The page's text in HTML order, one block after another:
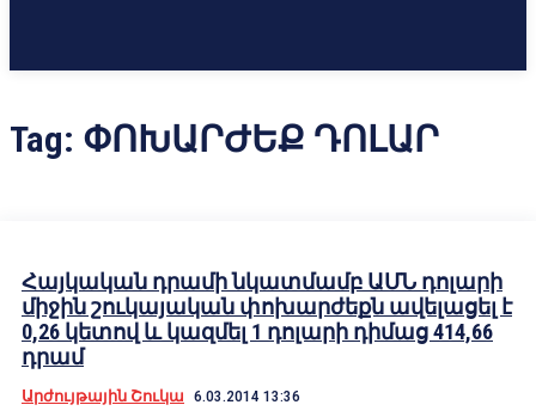
Tag: ՓՈԽԱՐԺԵՔ ԴՈԼԱՐ
Հայկական դրամի նկատմամբ ԱՄՆ դոլարի
միջին շուկայական փոխարժեքն ավելացել է
0,26 կետով և կազմել 1 դոլարի դիմաց 414,66
դրամ
Արժույթային Շուկա 6.03.2014 13:36